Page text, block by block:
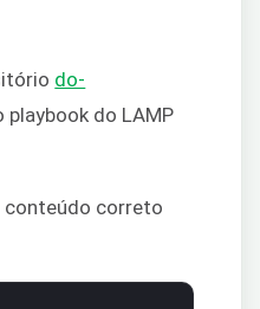
do-
playbook do LAMP
conteúdo correto